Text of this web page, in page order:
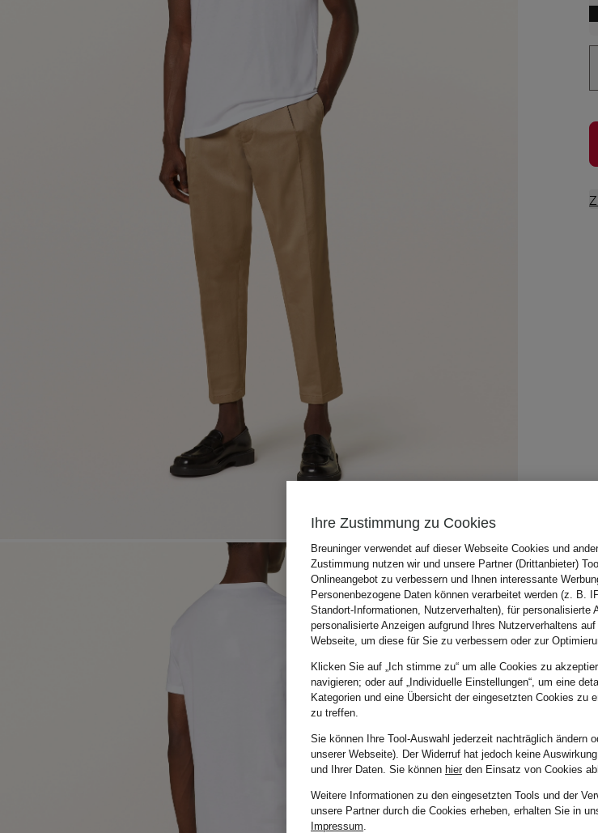
Ihre Zustimmung zu Cookies
Breuninger verwendet auf dieser Webseite Cookies und
Zustimmung nutzen wir und unsere Partner (Drittanbieter)
Onlineangebot zu verbessern und Ihnen interessante
Personenbezogene Daten können verarbeitet werden (z. B.
Standort-Informationen, Nutzerverhalten), für personalisierte
personalisierte Anzeigen aufgrund Ihres Nutzerverhaltens
Webseite, um diese für Sie zu verbessern oder zur
Klicken Sie auf „Ich stimme zu“ um alle Cookies zu
navigieren; oder auf „Individuelle Einstellungen“, um eine
Kategorien und eine Übersicht der eingesetzten Cookies zu
zu treffen.
Sie können Ihre Tool-Auswahl jederzeit nachträglich ändern
unserer Webseite). Der Widerruf hat jedoch keine
und Ihrer Daten. Sie können hierden Einsatz von Cookies
Weitere Informationen zu den eingesetzten Tools und der
unsere Partner durch die Cookies erheben, erhalten Sie in
Impressum.